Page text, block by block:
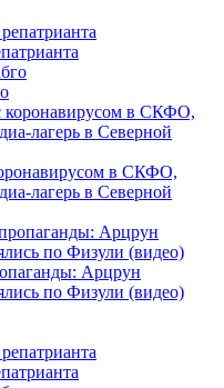
в СКФО,
лагерь в Северной
Арцрун
по Физули (видео)